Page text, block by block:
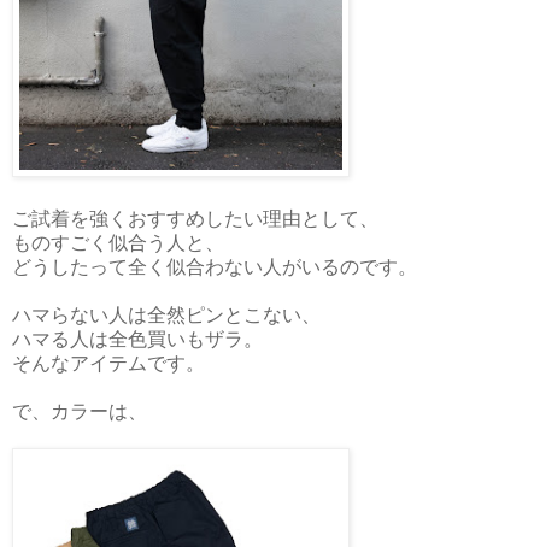
ご試着を強くおすすめしたい理由として、
ものすごく似合う人と、
どうしたって全く似合わない人がいるのです。
ハマらない人は全然ピンとこない、
ハマる人は全色買いもザラ。
そんなアイテムです。
で、カラーは、